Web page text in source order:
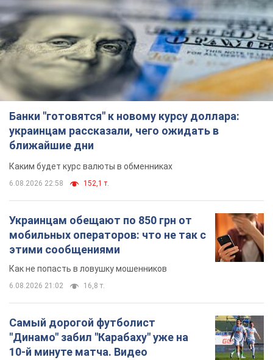
Банки "готовятся" к новому курсу доллара:
украинцам рассказали, чего ожидать в
ближайшие дни
Каким будет курс валюты в обменниках
6.08.2026 22:58 152,1 т.
Украинцам обещают по 850 грн от
мобильных операторов: что не так с
этими сообщениями
Как не попасть в ловушку мошенников
6.08.2026 21:02 16,8 т.
Самый дорогой футболист
"Динамо" забил "Карабаху" уже на
10-й минуте матча. Видео